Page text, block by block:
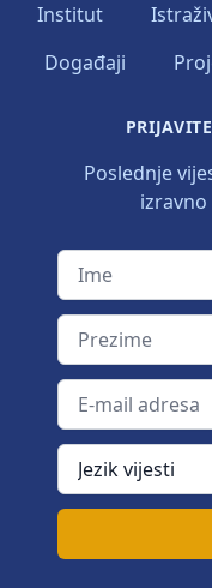
Institut
Događaji
Poslednje
izravno
Ime
Prezime
E-mail adresa
Jezik vijesti